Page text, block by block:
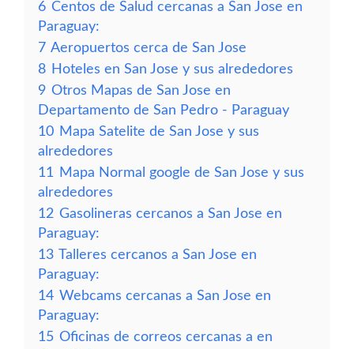
6 Centos de Salud cercanas a San Jose en
Paraguay:
7 Aeropuertos cerca de San Jose
8 Hoteles en San Jose y sus alrededores
9 Otros Mapas de San Jose en
Departamento de San Pedro - Paraguay
10 Mapa Satelite de San Jose y sus
alrededores
11
Mapa Normal google de San Jose y sus
alrededores
12 Gasolineras cercanos a San Jose en
Paraguay:
13 Talleres cercanos a San Jose en
Paraguay:
14 Webcams cercanas a San Jose en
Paraguay:
15 Oficinas de correos cercanas a en